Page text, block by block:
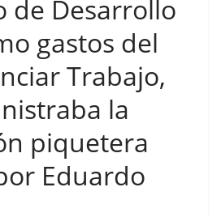
de Desarrollo
gastos del
Trabajo,
la
piquetera
Eduardo